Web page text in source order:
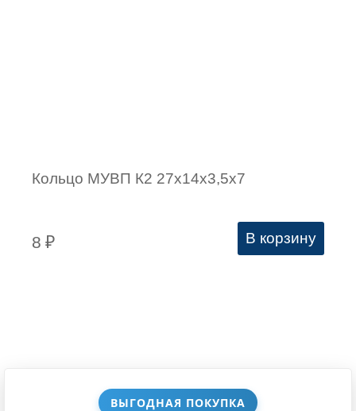
ВЫГОДНАЯ ПОКУПКА
Кольцо МУВП К2 27х14х3,5х7
8 ₽ В корзину